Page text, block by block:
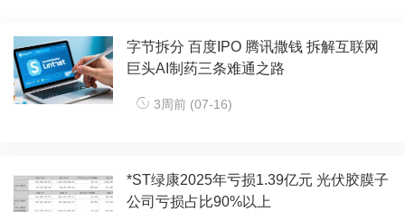
字节拆分 百度IPO 腾讯撒钱 拆解互联网
巨头AI制药三条难通之路
3周前 (07-16)
*ST绿康2025年亏损1.39亿元 光伏胶膜子
公司亏损占比90%以上